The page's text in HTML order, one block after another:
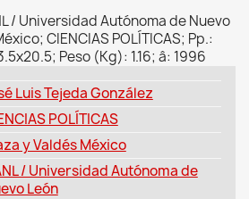
/ Universidad Autónoma de Nuevo
CIENCIAS POLÍTICAS; Pp.:
Peso (Kg): 1.16; â: 1996
Luis Tejeda González
POLÍTICAS
y Valdés México
/ Universidad Autónoma de
León